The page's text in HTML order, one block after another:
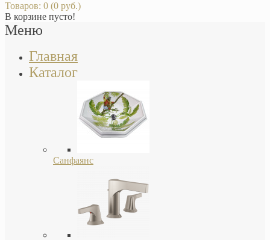
Товаров: 0 (0 руб.)
В корзине пусто!
Меню
Главная
Каталог
Санфаянс